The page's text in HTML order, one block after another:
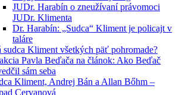
JUDr. Harabín o zneužívaní právomoci
JUDr. Klimenta
Dr. Harabín: „Sudca“ Kliment je policajt v
taláre
sudca Kliment všetkých päť pohromade?
Pavla Beďača na článok: Ako Beďač
sám seba
Kliment, Andrej Bán a Allan Bőhm –
Cervanová